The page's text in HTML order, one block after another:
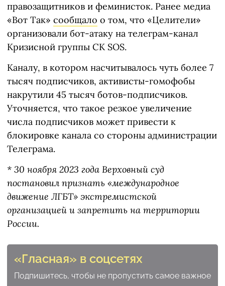
правозащитников и феминисток. Ранее медиа
«Вот Так» сообщало о том, что «Целители»
организовали бот-атаку на телеграм-канал
Кризисной группы СК SOS.
Каналу, в котором насчитывалось чуть более 7
тысяч подписчиков, активисты-гомофобы
накрутили 45 тысяч ботов-подписчиков.
Уточняется, что такое резкое увеличение
числа подписчиков может привести к
блокировке канала со стороны администрации
Телеграма.
* 30 ноября 2023 года Верховный суд
постановил признать «международное
движение ЛГБТ» экстремистской
организацией и запретить на территории
России.
«Гласная» в соцсетях
Подпишитесь, чтобы не пропустить самое важное